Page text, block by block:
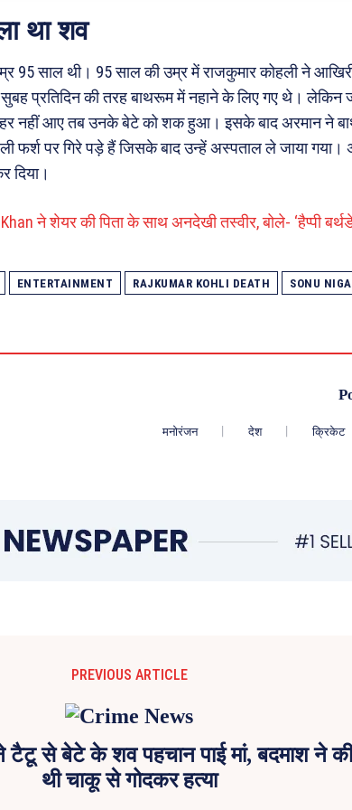
था शव
95 साल थी। 95 साल की उम्र में राजकुमार कोहली ने
प्रतिदिन की तरह बाथरूम में नहाने के लिए गए थे। लेकिन
नहीं आए तब उनके बेटे को शक हुआ। इसके बाद अरमान ने
फर्श पर गिरे पड़े हैं जिसके बाद उन्हें अस्पताल ले जाया गया।
दिया।
ने शेयर की पिता के साथ अनदेखी तस्वीर, बोले- ‘हैप्पी बर्थडे
ENTERTAINMENT RAJKUMAR KOHLI DEATH SONU
मनोरंजन देश क्रिकेट
PREVIOUS ARTICLE
टैटू से बेटे के शव पहचान पाई मां, बदमाश ने की
थी चाकू से गोदकर हत्या